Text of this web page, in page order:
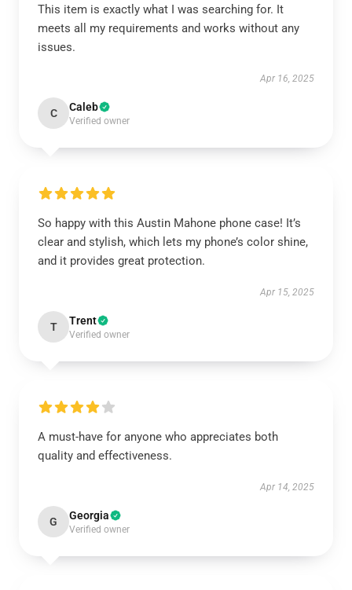
This item is exactly what I was searching for. It
meets all my requirements and works without any
issues.
Apr 16, 2025
C Caleb
Verified owner
So happy with this Austin Mahone phone case! It’s
clear and stylish, which lets my phone’s color shine,
and it provides great protection.
Apr 15, 2025
T Trent
Verified owner
A must-have for anyone who appreciates both
quality and effectiveness.
Apr 14, 2025
G Georgia
Verified owner